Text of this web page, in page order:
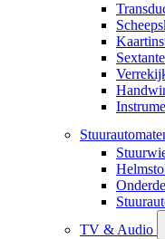
TV & Audio